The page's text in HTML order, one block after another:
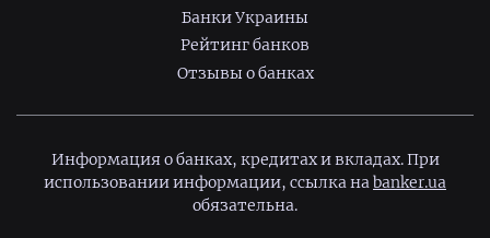
Банки Украины
Рейтинг банков
Отзывы о банках
Информация о банках, кредитах и вкладах. При
использовании информации, ссылка наbanker.ua
обязательна.